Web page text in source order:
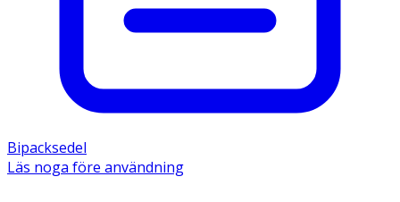
Bipacksedel
Läs noga före användning